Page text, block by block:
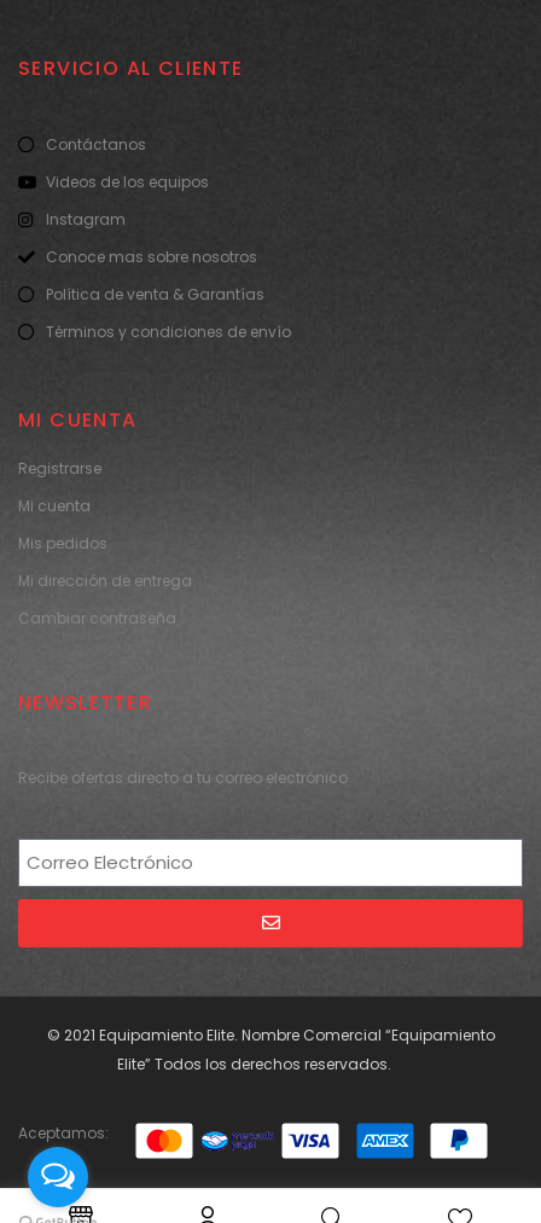
SERVICIO AL CLIENTE
Contáctanos
Videos de los equipos
Instagram
Conoce mas sobre nosotros
Política de venta & Garantías
Términos y condiciones de envío
MI CUENTA
Registrarse
Mi cuenta
Mis pedidos
Mi dirección de entrega
Cambiar contraseña
NEWSLETTER
Recibe ofertas directo a tu correo electrónico
© 2021 Equipamiento Elite. Nombre Comercial “Equipamiento
Elite” Todos los derechos reservados.
Aceptamos: